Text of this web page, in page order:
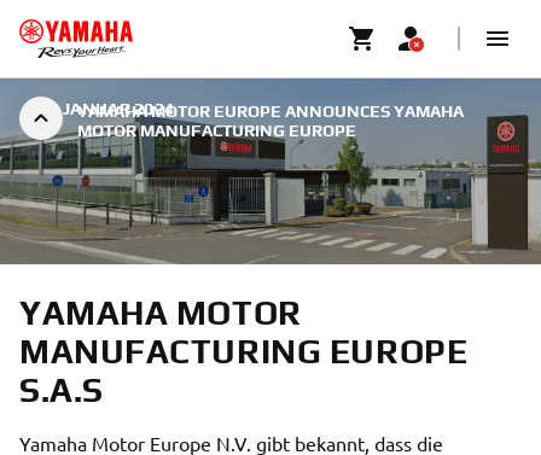
YAMAHA MOTOR EUROPE ANNOUNCES YAMAHA
MOTOR MANUFACTURING EUROPE
7. JANUAR 2024
YAMAHA MOTOR
MANUFACTURING EUROPE
S.A.S
Yamaha Motor Europe N.V. gibt bekannt, dass die